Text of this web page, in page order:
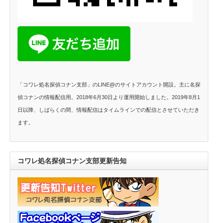
「コワレ処名探偵コナン支部」のLINE@のサイトアカウント開設。主に名探
偵コナンの情報配信用。2018年6月30日より運用開始しました。2019年8月1
日以降、しばらくの間、情報配信はタイムラインでの配信とさせていただき
ます。
コワレ処名探偵コナン支部更新告知